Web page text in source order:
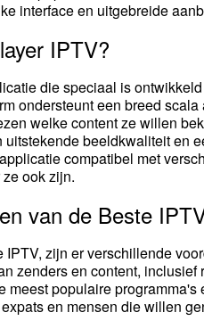
interface en uitgebreide
IPTV?
die speciaal is
ondersteunt een breed
welke content ze willen
beeldkwaliteit en
compatibel met
ook zijn.
van de Beste
zijn er verschillende
zenders en content,
meest populaire
en mensen die willen